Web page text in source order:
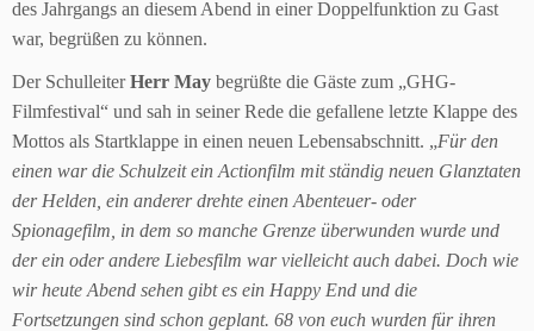
des Jahrgangs an diesem Abend in einer Doppelfunktion zu Gast
war, begrüßen zu können.
Der SchulleiterHerr May begrüßte die Gäste zum „GHG-
Filmfestival“ und sah in seiner Rede die gefallene letzte Klappe des
Mottos als Startklappe in einen neuen Lebensabschnitt. „Für den
einen war die Schulzeit ein Actionfilm mit ständig neuen Glanztaten
der Helden, ein anderer drehte einen Abenteuer- oder
Spionagefilm, in dem so manche Grenze überwunden wurde und
der ein oder andere Liebesfilm war vielleicht auch dabei. Doch wie
wir heute Abend sehen gibt es ein Happy End und die
Fortsetzungen sind schon geplant. 68 von euch wurden für ihren